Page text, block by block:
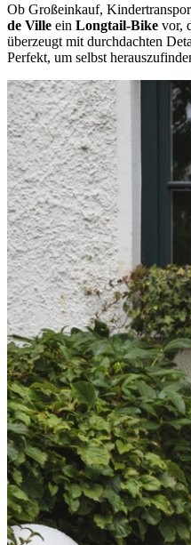
Ob Großeinkauf,
de Ville ein Longtail-Bike vor,
überzeugt mit durchdachten
Perfekt, um selbst